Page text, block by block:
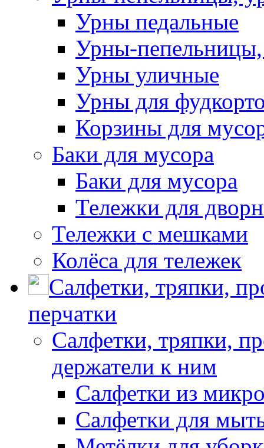
Урны педальные
Урны-
Урны уличные
Урны для
Корзины для
Баки для мусора
Баки для мусора
Тележки для
Тележки с мешками
Колёса для тележек
Салфетки, тряпки,
перчатки
Салфетки, тряпки,
держатели к ним
Салфетки из
Салфетки для